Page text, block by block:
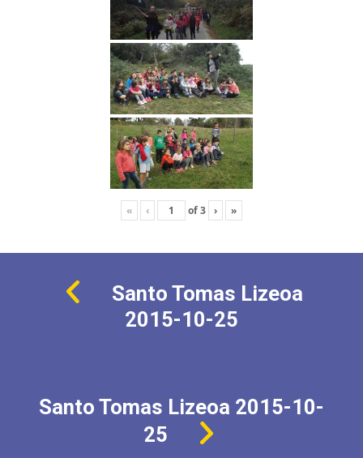
« ‹ of3 › »
Santo Tomas Lizeoa
2015-10-25
Santo Tomas Lizeoa 2015-10-
25